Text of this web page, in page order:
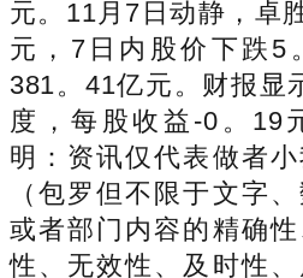
元。11月7日动静，卓
元，7日内股价下跌5
381。41亿元。财报显
度，每股收益-0。19
明：资讯仅代表做者
（包罗但不限于文字
或者部门内容的精确
性、无效性、及时性